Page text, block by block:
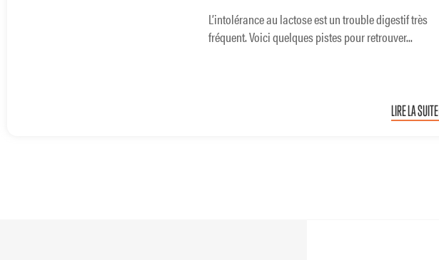
L’intolérance au lactose est un trouble digestif très
fréquent. Voici quelques pistes pour retrouver...
LIRE LA SUITE